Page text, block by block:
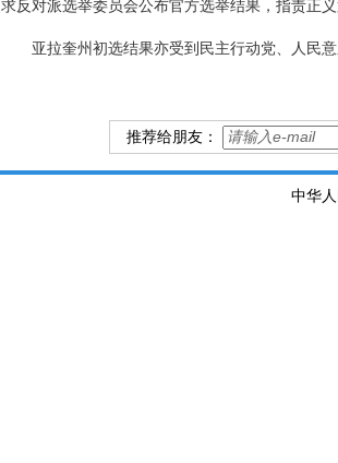
求反对派选举委员会公布官方选举结果，指责正
亚拉奎州初选结果亦受到民主行动党、人民意
推荐给朋友：
中华